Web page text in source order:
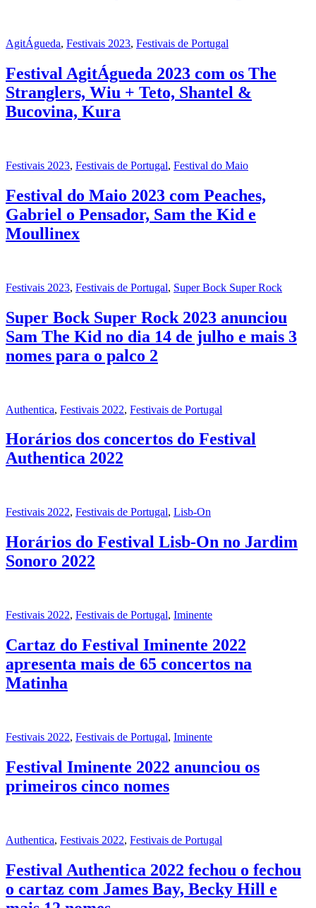
AgitÁgueda, Festivais 2023, Festivais de Portugal
Festival AgitÁgueda 2023 com os The
Stranglers, Wiu + Teto, Shantel &
Bucovina, Kura
Festivais 2023, Festivais de Portugal, Festival do Maio
Festival do Maio 2023 com Peaches,
Gabriel o Pensador, Sam the Kid e
Moullinex
Festivais 2023, Festivais de Portugal, Super Bock Super Rock
Super Bock Super Rock 2023 anunciou
Sam The Kid no dia 14 de julho e mais 3
nomes para o palco 2
Authentica, Festivais 2022, Festivais de Portugal
Horários dos concertos do Festival
Authentica 2022
Festivais 2022, Festivais de Portugal, Lisb-On
Horários do Festival Lisb-On no Jardim
Sonoro 2022
Festivais 2022, Festivais de Portugal, Iminente
Cartaz do Festival Iminente 2022
apresenta mais de 65 concertos na
Matinha
Festivais 2022, Festivais de Portugal, Iminente
Festival Iminente 2022 anunciou os
primeiros cinco nomes
Authentica, Festivais 2022, Festivais de Portugal
Festival Authentica 2022 fechou o fechou
o cartaz com James Bay, Becky Hill e